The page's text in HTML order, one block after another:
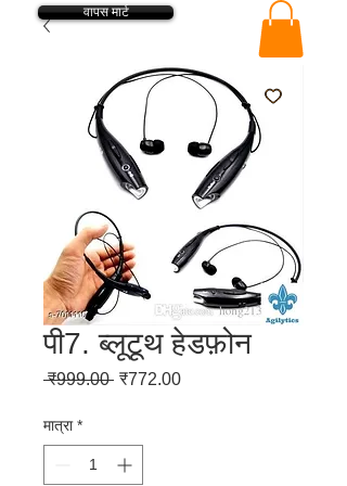
पी7. ब्लूटूथ हेडफ़ोन
₹999.00 नियमित
₹772.00बिक्री
मात्रा *
वापस मार्ट